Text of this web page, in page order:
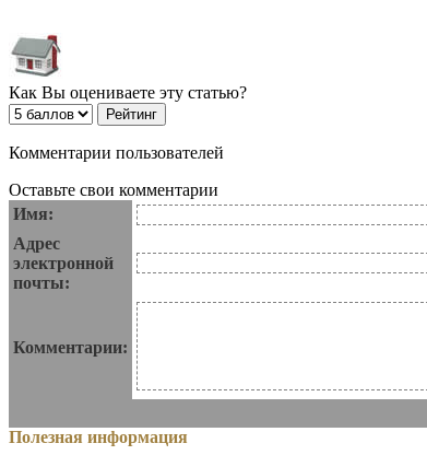
Как Вы оцениваете эту статью?
Комментарии пользователей
Оставьте свои комментарии
Имя:
Адрес
электронной
почты:
Комментарии:
Полезная информация